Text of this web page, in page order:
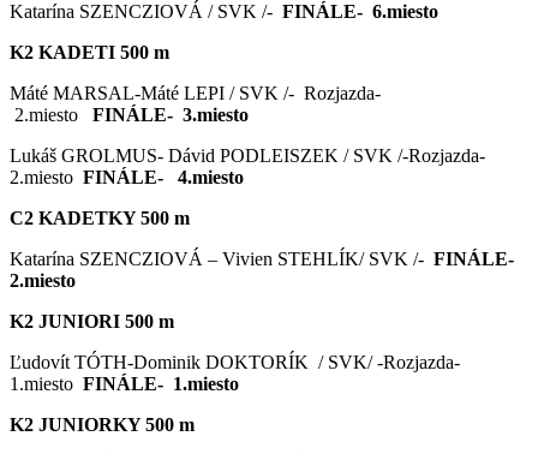
Katarína SZENCZIOVÁ / SVK /- FINÁLE- 6.miesto
K2 KADETI 500 m
Máté MARSAL-Máté LEPI / SVK /- Rozjazda-
2.miesto
FINÁLE- 3.miesto
Lukáš GROLMUS- Dávid PODLEISZEK / SVK /-Rozjazda-
2.miesto FINÁLE- 4.miesto
C2 KADETKY 500 m
Katarína SZENCZIOVÁ – Vivien STEHLÍK/ SVK /- FINÁLE-
2.miesto
K2 JUNIORI 500 m
Ľudovít TÓTH-Dominik DOKTORÍK / SVK/ -Rozjazda-
1.miesto FINÁLE- 1.miesto
K2 JUNIORKY 500 m